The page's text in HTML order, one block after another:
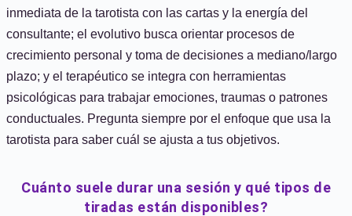
inmediata de la tarotista con las cartas y la energía del
consultante; el evolutivo busca orientar procesos de
crecimiento personal y toma de decisiones a mediano/largo
plazo; y el terapéutico se integra con herramientas
psicológicas para trabajar emociones, traumas o patrones
conductuales. Pregunta siempre por el enfoque que usa la
tarotista para saber cuál se ajusta a tus objetivos.
Cuánto suele durar una sesión y qué tipos de
tiradas están disponibles?